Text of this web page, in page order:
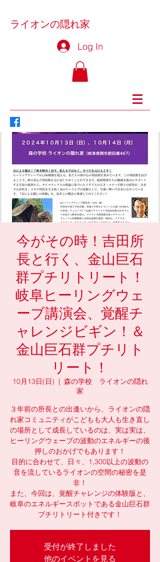
ライオンの隠れ家
Log In
今がその時！吉田所
長と行く、金山巨石
群プチリトリート！
岐阜ヒーリングウェ
ーブ講演会、覚醒チ
ャレンジビギン！＆
金山巨石群プチリト
リート！
10月13日(日)
  |
森の学校 ライオンの隠れ
家
３年前の所長との出逢いから、ライオンの隠
れ家コミュニティがこどもも大人も生き直し
の場所として成長しているのは、実は実は、
ヒーリングウェーブの波動のエネルギーの後
押しのおかげでもあります！
目的に合わせて、日々、1,300以上の波動の
音を流しているライオンの空間の秘密を是
非！
また、今回は、覚醒チャレンジの体験版と、
岐阜のエネルギースポットである金山巨石群
プチリトリート付きです！
受付が終了しました
他のイベントを見る